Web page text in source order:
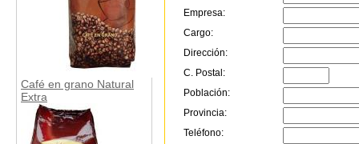
Café en grano Natural
Extra
Empresa:
Cargo:
Dirección:
C. Postal:
Población:
Provincia:
Teléfono: